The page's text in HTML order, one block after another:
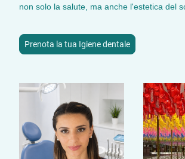
non solo la salute, ma anche l'estetica del
Prenota la tua Igiene dentale